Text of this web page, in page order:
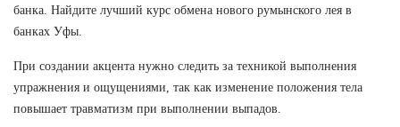
банка. Найдите лучший курс обмена нового румынского лея в
банках Уфы.
При создании акцента нужно следить за техникой выполнения
упражнения и ощущениями, так как изменение положения тела
повышает травматизм при выполнении выпадов.